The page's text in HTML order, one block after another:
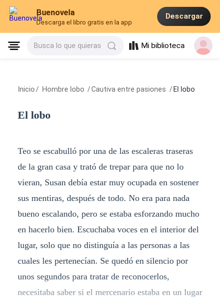
Buenovela
Descarga el libro gratis en la app
Descargar
Busca lo que quieras Mi biblioteca
Inicio / Hombre lobo /Cautiva entre pasiones / El lobo
El lobo
Teo se escabulló por una de las escaleras traseras
de la gran casa y trató de trepar para que no lo
vieran, Susan debía estar muy ocupada en sostener
sus mentiras, después de todo. No era para nada
bueno escalando, pero se estaba esforzando mucho
en hacerlo bien. Escuchaba voces en el interior del
lugar, solo que no distinguía a las personas a las
cuales les pertenecían. Se quedó en silencio por
unos segundos para tratar de reconocerlos,
necesitaba saber si el mercenario estaba en un lugar